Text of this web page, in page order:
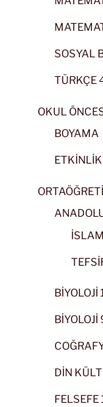
SOSYAL
TÜRKÇE
OKUL
BOYAMA
ETKİNLİK
BİYOLOJİ
BİYOLOJİ
DİN
FELSEFE